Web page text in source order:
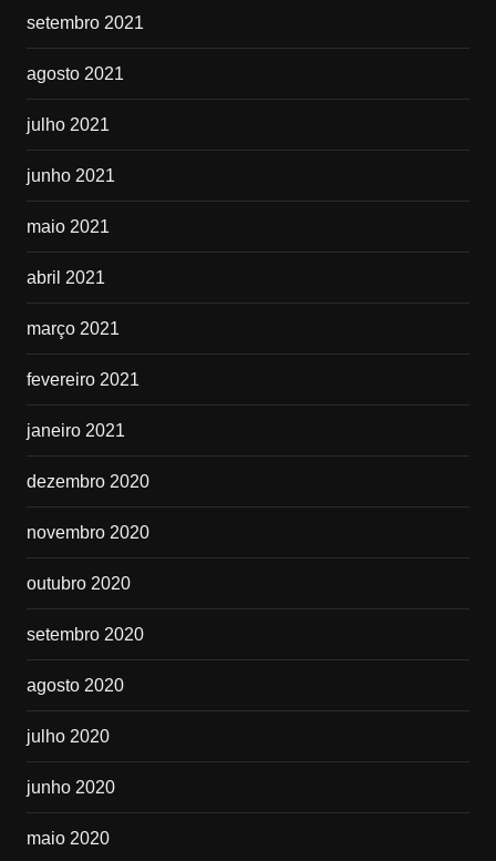
setembro 2021
agosto 2021
julho 2021
junho 2021
maio 2021
abril 2021
março 2021
fevereiro 2021
janeiro 2021
dezembro 2020
novembro 2020
outubro 2020
setembro 2020
agosto 2020
julho 2020
junho 2020
maio 2020